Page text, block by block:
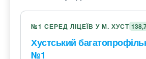
№1 СЕРЕД ЛІЦЕЇВ У М. ХУСТ
Хустський
№1